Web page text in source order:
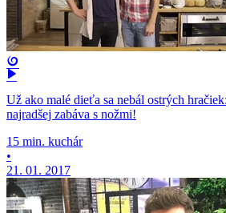
Už ako malé dieťa sa nebál ostrých
najradšej zabáva s nožmi!
15 min. kuchár
•
21. 01. 2017